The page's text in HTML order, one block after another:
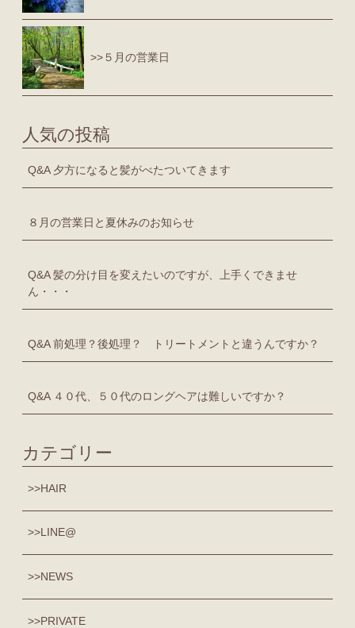
>>５月の営業日
人気の投稿
Q&A 夕方になると髪がべたついてきます
８月の営業日と夏休みのお知らせ
Q&A 髪の分け目を変えたいのですが、上手くできませ
ん・・・
Q&A 前処理？後処理？ トリートメントと違うんですか？
Q&A ４０代、５０代のロングヘアは難しいですか？
カテゴリー
HAIR
LINE@
NEWS
PRIVATE